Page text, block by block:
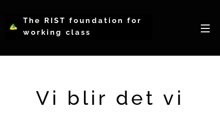
The RIST foundation for
working class
WCIP
Vi blir det vi